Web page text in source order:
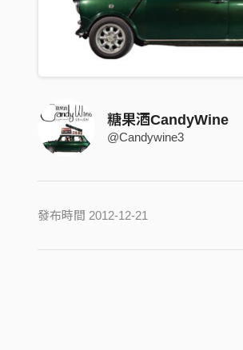
糖果酒CandyWine
@Candywine3
發布時間 2012-12-21